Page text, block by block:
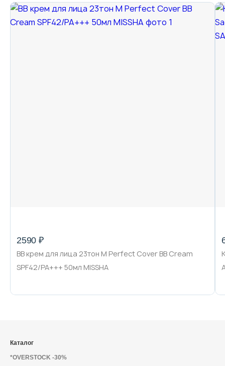
2590 ₽
BB крем для лица 23тон M Perfect Cover BB Cream
SPF42/PA+++ 50мл MISSHA
Каталог
*OVERSTOCK -30%